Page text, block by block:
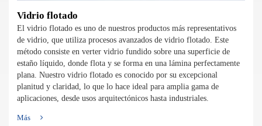
Vidrio flotado
El vidrio flotado es uno de nuestros productos más representativos
de vidrio, que utiliza procesos avanzados de vidrio flotado. Este
método consiste en verter vidrio fundido sobre una superficie de
estaño líquido, donde flota y se forma en una lámina perfectamente
plana. Nuestro vidrio flotado es conocido por su excepcional
planitud y claridad, lo que lo hace ideal para amplia gama de
aplicaciones, desde usos arquitectónicos hasta industriales.
Más